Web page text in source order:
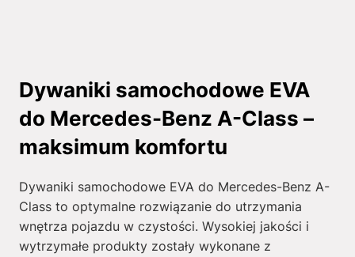
Dywaniki samochodowe EVA
do Mercedes-Benz A-Class –
maksimum komfortu
Dywaniki samochodowe EVA do Mercedes-Benz A-
Class to optymalne rozwiązanie do utrzymania
wnętrza pojazdu w czystości. Wysokiej jakości i
wytrzymałe produkty zostały wykonane z